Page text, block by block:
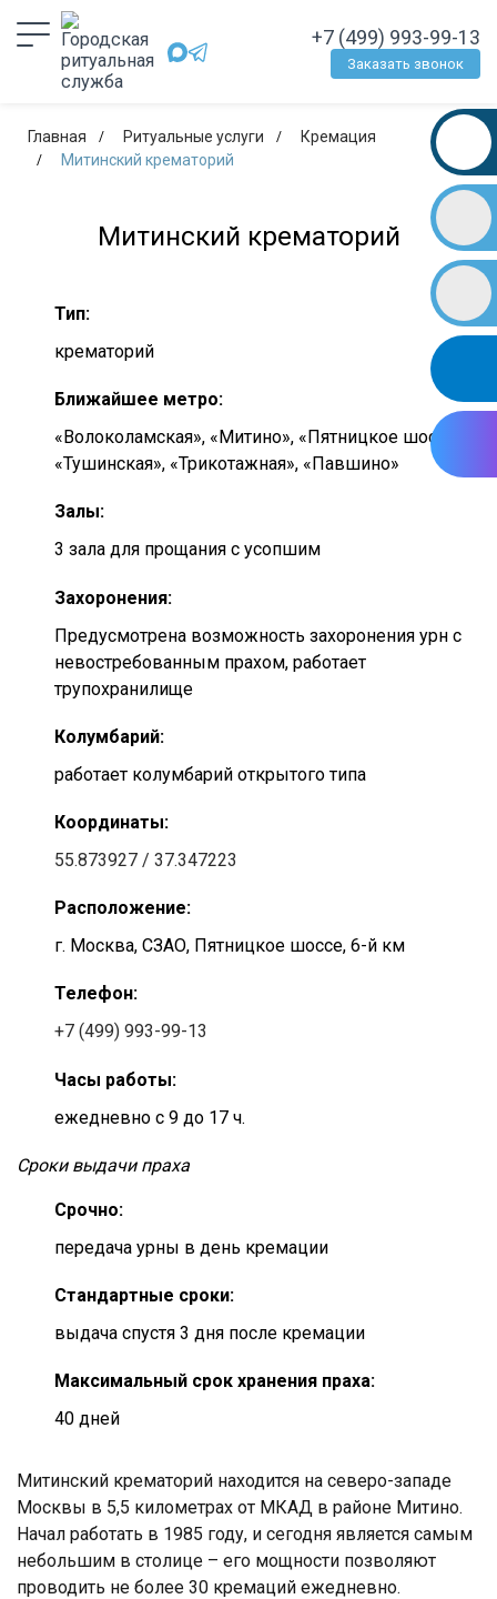
+7 (499) 993-99-13
Заказать звонок
Главная Ритуальные услуги
Кремация
Митинский крематорий
Митинский крематорий
Тип:
крематорий
Ближайшее метро:
«Волоколамская», «Митино», «Пятницкое шоссе»,
«Тушинская», «Трикотажная», «Павшино»
Залы:
3 зала для прощания с усопшим
Захоронения:
Предусмотрена возможность захоронения урн с
невостребованным прахом, работает
трупохранилище
Колумбарий:
работает колумбарий открытого типа
Координаты:
55.873927 / 37.347223
Расположение:
г. Москва, СЗАО, Пятницкое шоссе, 6-й км
Телефон:
+7 (499) 993-99-13
Часы работы:
ежедневно с 9 до 17 ч.
Сроки выдачи праха
Срочно:
передача урны в день кремации
Cтандартные сроки:
выдача спустя 3 дня после кремации
Максимальный срок хранения праха:
40 дней
Митинский крематорий находится на северо-западе
Москвы в 5,5 километрах от МКАД в районе Митино.
Начал работать в 1985 году, и сегодня является самым
небольшим в столице – его мощности позволяют
проводить не более 30 кремаций ежедневно.